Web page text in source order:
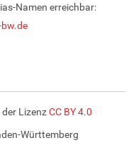
Namen erreichbar:
LizenzCC BY 4.0
Württemberg